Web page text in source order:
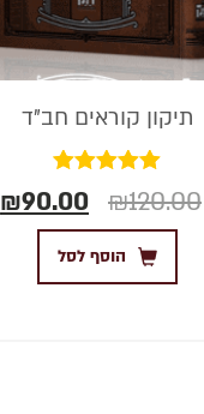
תיקון קוראים חב"ד
5.00
מתוך 5
₪120.00
₪90.00
הוסף לסל